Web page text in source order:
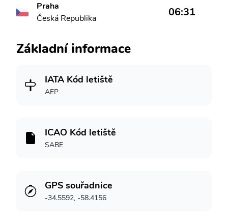
Praha
Česká Republika
06:31
Základní informace
IATA Kód letiště
AEP
ICAO Kód letiště
SABE
GPS souřadnice
-34.5592, -58.4156